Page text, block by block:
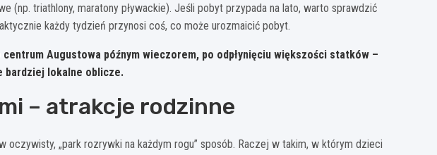
(np. triathlony, maratony pływackie). Jeśli pobyt przypada na lato, warto sprawdzić
każdy tydzień przynosi coś, co może urozmaicić pobyt.
Augustowa późnym wieczorem, po odpłynięciu większości statków –
bardziej lokalne oblicze.
– atrakcje rodzinne
oczywisty, „park rozrywki na każdym rogu” sposób. Raczej w takim, w którym dzieci